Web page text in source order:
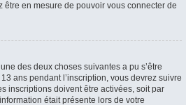
être en mesure de pouvoir vous connecter de
des deux choses suivantes a pu s’être
ans pendant l’inscription, vous devrez suivre
inscriptions doivent être activées, soit par
était présente lors de votre